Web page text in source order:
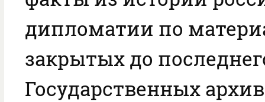
дипломатии по
закрытых до
Государственных